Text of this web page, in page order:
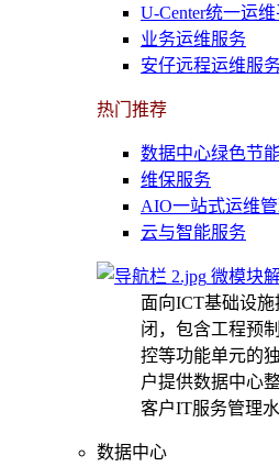
U-Center统一运
业务运维服务
安仔远程运维服
热门推荐
数据中心绿色节
维保服务
AIO一站式运维
云与智能服务
微模块
面向ICT基础设
闭，包含工程预
控等功能单元的
户提供数据中心
客户IT服务管理水
数据中心